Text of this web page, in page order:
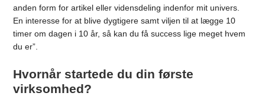
anden form for artikel eller vidensdeling indenfor mit univers.
En interesse for at blive dygtigere samt viljen til at lægge 10
timer om dagen i 10 år, så kan du få success lige meget hvem
du er”.
Hvornår startede du din første
virksomhed?